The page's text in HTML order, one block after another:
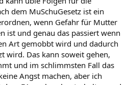
dem MuSchuGesetz ist ein
wenn Gefahr für Mutter
ist und genau das passiert wenn
Art gemobbt wird und dadurch
wird. Das kann soweit gehen,
und im schlimmsten Fall das
Angst machen, aber ich